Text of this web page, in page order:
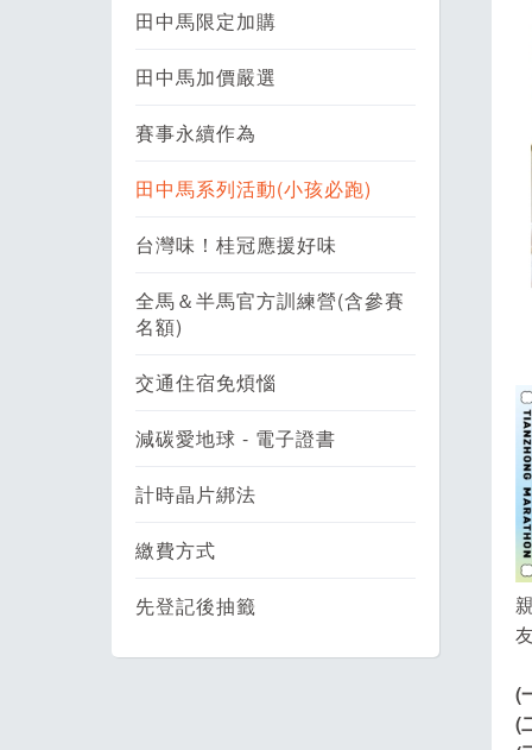
田中馬限定加購
田中馬加價嚴選
賽事永續作為
田中馬系列活動(小孩必跑)
台灣味！桂冠應援好味
全馬＆半馬官方訓練營(含參賽
名額)
交通住宿免煩惱
減碳愛地球 - 電子證書
計時晶片綁法
繳費方式
先登記後抽籤
(
(